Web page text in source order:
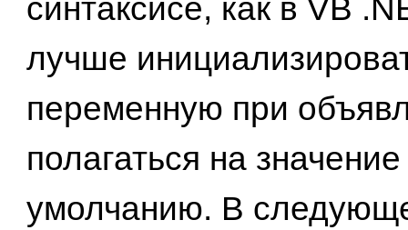
синтаксисе, как в VB
лучше
переменную при
полагаться на
умолчанию. В